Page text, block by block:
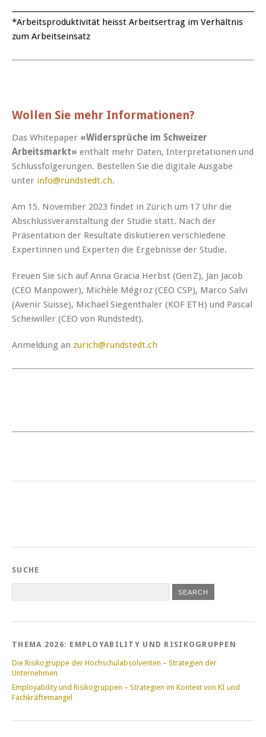
*Arbeitsproduktivität heisst Arbeitsertrag im Verhältnis
zum Arbeitseinsatz
Wollen Sie mehr Informationen?
Das Whitepaper «Widersprüche im Schweizer
Arbeitsmarkt» enthält mehr Daten, Interpretationen und
Schlussfolgerungen. Bestellen Sie die digitale Ausgabe
unter info@rundstedt.ch.
Am 15. November 2023 findet in Zürich um 17 Uhr die
Abschlussveranstaltung der Studie statt. Nach der
Präsentation der Resultate diskutieren verschiedene
Expertinnen und Experten die Ergebnisse der Studie.
Freuen Sie sich aufAnna Gracia Herbst (Gen Z), Jan Jacob
(CEO Manpower), Michèle Mégroz (CEO CSP), Marco Salvi
(Avenir Suisse), Michael Siegen­thaler (KOF ETH) und Pascal
Scheiwiller (CEO von Rundstedt).
Anmeldung an zurich@rundstedt.ch
SUCHE
THEMA 2026: EMPLOYABILITY UND RISIKOGRUPPEN
Die Risikogruppe der Hochschulabsolventen – Strategien der
Unternehmen
Employability und Risikogruppen – Strategien im Kontext von KI und
Fachkräftemangel